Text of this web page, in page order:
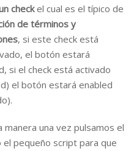
checkel cual es el típico de
de términos y
, si este check está
el botón estará
si el check está activado
el botón estará enabled
manera una vez pulsamos el
pequeño script para que